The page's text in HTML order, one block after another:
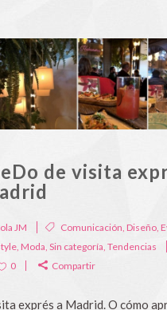
de visita
JM Comunicación, Diseño,
, Moda, Sin categoría, Tendencias
0
Compartir
exprés a Madrid. O cómo